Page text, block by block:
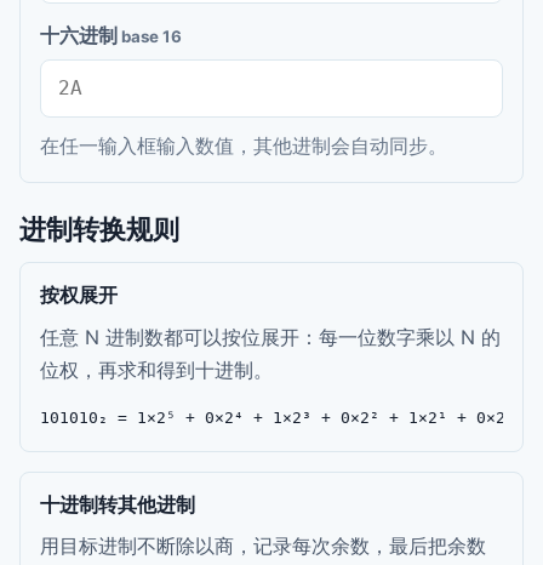
十六进制 base 16
在任一输入框输入数值，其他进制会自动同步。
进制转换规则
按权展开
任意 N 进制数都可以按位展开：每一位数字乘以 N 的
位权，再求和得到十进制。
101010₂ = 1×2⁵ + 0×2⁴ + 1×2³ + 0×2² + 1×2¹ + 0×2⁰ =
十进制转其他进制
用目标进制不断除以商，记录每次余数，最后把余数